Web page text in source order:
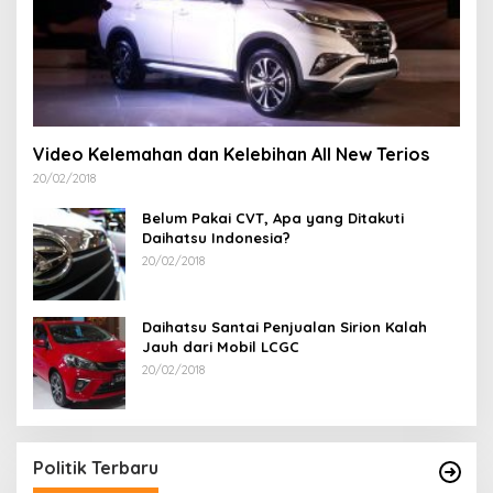
Video Kelemahan dan Kelebihan All New Terios
20/02/2018
Belum Pakai CVT, Apa yang Ditakuti
Daihatsu Indonesia?
20/02/2018
Daihatsu Santai Penjualan Sirion Kalah
Jauh dari Mobil LCGC
20/02/2018
Politik Terbaru